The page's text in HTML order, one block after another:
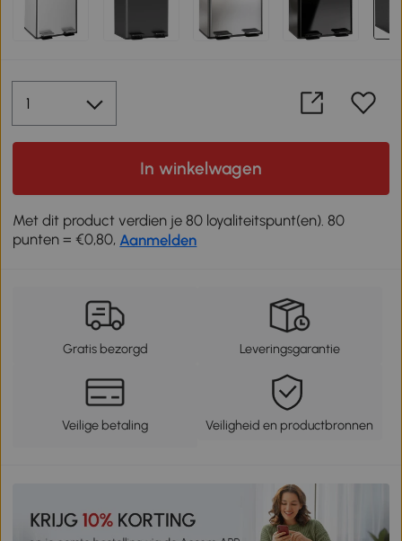
In winkelwagen
Met dit product verdien je 80 loyaliteitspunt(en). 80
punten = €0,80, Aanmelden
Gratis bezorgd Leveringsgarantie
Veilige betaling Veiligheid en productbronnen